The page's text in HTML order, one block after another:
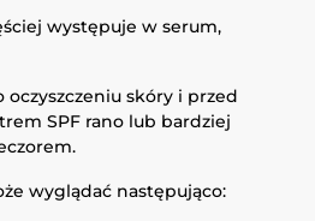
występuje w serum,
oczyszczeniu skóry i przed
SPF rano lub bardziej
wyglądać następująco: